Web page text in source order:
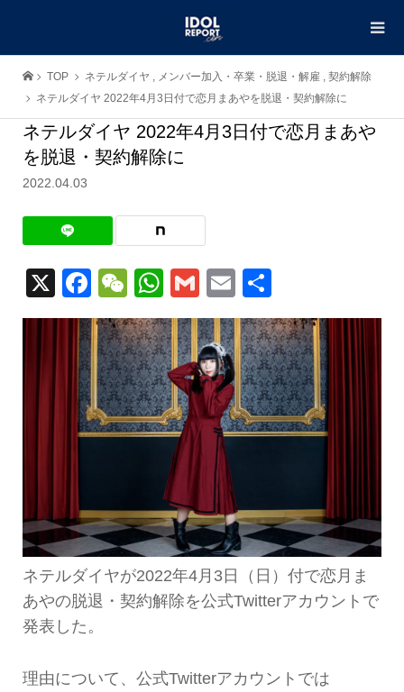
TOP ネテルダイヤ , メンバー加入・卒業・脱退・解雇 , 契約解除
ネテルダイヤ 2022年4月3日付で恋月まあやを脱退・契約解除に
ネテルダイヤ 2022年4月3日付で恋月まあや
を脱退・契約解除に
2022.04.03
X Facebook
WeChat
WhatsApp
GmailEmail
有
ネテルダイヤが2022年4月3日（日）付で恋月ま
あやの脱退・契約解除を公式Twitterアカウントで
発表した。
理由について、公式Twitterアカウントでは